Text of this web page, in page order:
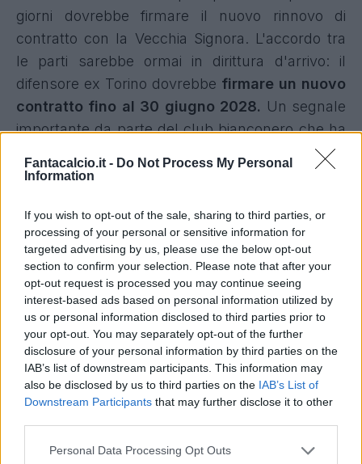
Fantacalcio.it - Do Not Process My Personal
Information
If you wish to opt-out of the sale, sharing to third parties, or
processing of your personal or sensitive information for
targeted advertising by us, please use the below opt-out
section to confirm your selection. Please note that after your
opt-out request is processed you may continue seeing
interest-based ads based on personal information utilized by
us or personal information disclosed to third parties prior to
your opt-out. You may separately opt-out of the further
disclosure of your personal information by third parties on the
IAB’s list of downstream participants. This information may
also be disclosed by us to third parties on the IAB’s List of
Downstream Participants that may further disclose it to other
Personal Data Processing Opt Outs
giorni dovrebbe firmare il nuovo rinnovo di
contratto con la Vecchia Signora. L'accordo tra
le parti sarebbe ormai in dirittura d'arrivo: il
difensore ex Torino dovrebbe firmare un nuovo
contratto fino al 30 giugno 2028. Un segnale
importante da parte del club bianconero che ha
I numeri di Bremer al Fantacalcio
Punto fermo della squadra di Massimiliano
Allegri, in questa stagione Bremer è andato